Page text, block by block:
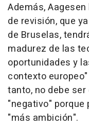
Además,
de revisión, que
de Bruselas,
madurez de las
oportunidades y
contexto
tanto, no debe
"negativo" porque
"más ambición".